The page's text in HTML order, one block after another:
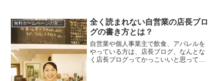
何かをお話ししますと、ヤフー自体が持
っているサービス（ヤ...
無料ホームページの宣伝法
全く読まれない自営業の店長ブロ
グの書き方とは？
自営業や個人事業主で飲食、アパレルを
やっている方は、店長ブログ、なんとな
く店長ブログってかっこいいと思って適